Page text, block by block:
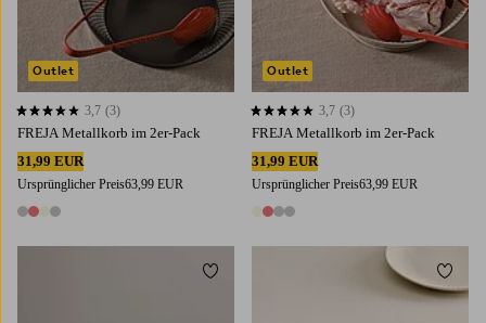
FREJA Metallkorb im 2er-Pack
31,99 EUR
Ursprünglicher Preis63,99 EUR
4 Farben
3,7 basierend auf 3 Bewertungen
3,7 (3)
Outlet
FREJA Metallkorb im 2er-Pack
31,99 EUR
Ursprünglicher Preis63,99 EUR
4 Farben
3,7 basierend auf 3 Bewertungen
3,7 (3)
Outlet
Zu Favoriten hinzufügen Zu